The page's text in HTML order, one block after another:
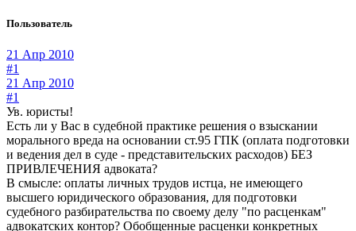
Пользователь
21 Апр 2010
#1
21 Апр 2010
#1
Ув. юристы!
Есть ли у Вас в судебной практике решения о взыскании
морального вреда на основании ст.95 ГПК (оплата подготовки
и ведения дел в суде - представительских расходов) БЕЗ
ПРИВЛЕЧЕНИЯ адвоката?
В смысле: оплаты личных трудов истца, не имеющего
высшего юридического образования, для подготовки
судебного разбирательства по своему делу "по расценкам"
адвокатских контор? Обобщенные расценки конкретных